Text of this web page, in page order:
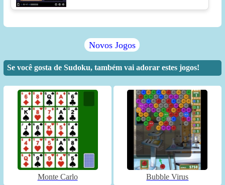
Novos Jogos
Se você gosta de Sudoku, também vai adorar estes jogos!
Monte Carlo Bubble Virus